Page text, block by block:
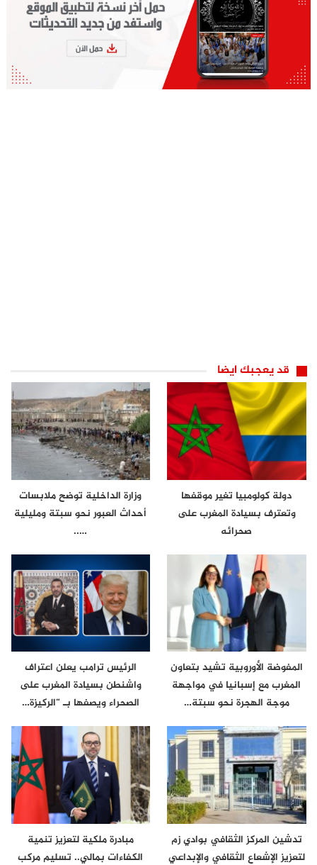
قد يعجبك ايضا
دولة كولومبيا تغير موقفها
وتعترف بسيادة المغرب على
صحرائه
وزارة الداخلية توضح ملابسات
أحداث العبور نحو سبتة ومليلية
…..
المفوضة الأوروبية تشيد بتعاون
المغرب مع إسبانيا في مواجهة
موجة الهجرة نحو سبتة…
الرئيس ترامب يعلن اعتراف
واشنطن بسيادة المغرب على
الصحراء ويصفها بـ “الركيزة…
تدشين المركز الثقافي بوادي زم
لتعزيز الإشعاع الثقافي والإبداعي
مبادرة ملكية لتعزيز تنمية
الكفاءات بمالي.. تسليم مركب